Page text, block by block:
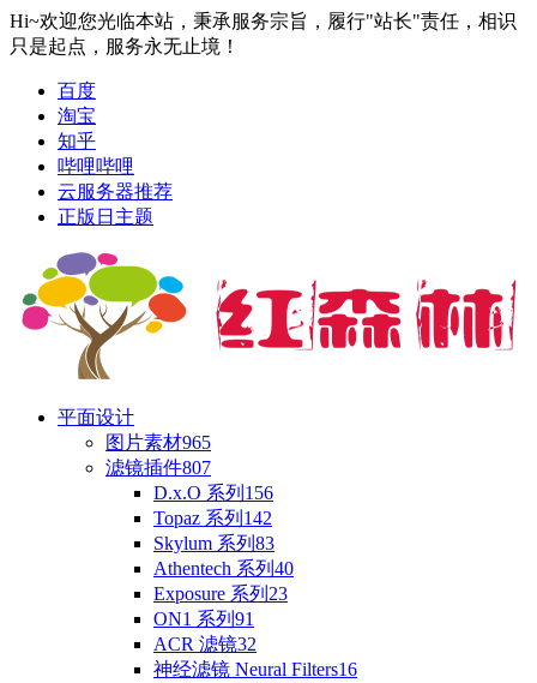
Hi~欢迎您光临本站，秉承服务宗旨，履行"站长"责任，相识
只是起点，服务永无止境！
百度
淘宝
知乎
哔哩哔哩
云服务器推荐
正版日主题
平面设计
图片素材965
滤镜插件807
D.x.O 系列 156
Topaz 系列 142
Skylum 系列 83
Athentech 系列 40
Exposure 系列 23
ON1 系列 91
ACR 滤镜32
神经滤镜 Neural Filters16